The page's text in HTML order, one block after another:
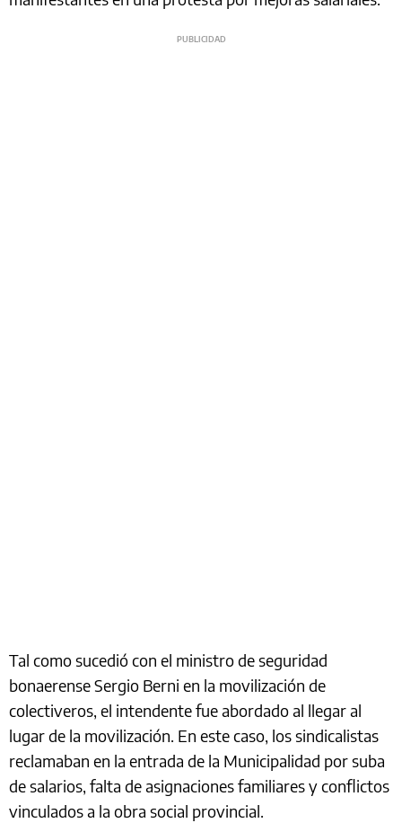
Tal como sucedió con el ministro de seguridad
bonaerense Sergio Berni en la movilización de
colectiveros, el intendente fue abordado al llegar al
lugar de la movilización. En este caso, los sindicalistas
reclamaban en la entrada de la Municipalidad por suba
de salarios, falta de asignaciones familiares y conflictos
vinculados a la obra social provincial.